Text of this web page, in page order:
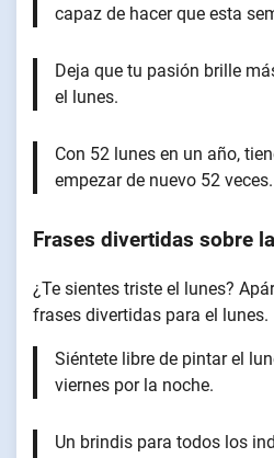
capaz de hacer que esta
Deja que tu pasión brille
el lunes.
Con 52 lunes en un año,
empezar de nuevo 52 veces.
Frases divertidas sobre
¿Te sientes triste el lunes?
frases divertidas para el lunes.
Siéntete libre de pintar el
viernes por la noche.
Un brindis para todos los